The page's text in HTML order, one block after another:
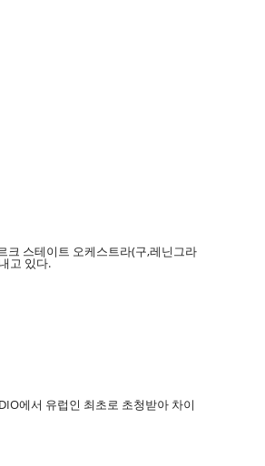
크 스테이트 오케스트라(구,레닌그라
고 있다.
에서 유럽인 최초로 초청받아 차이